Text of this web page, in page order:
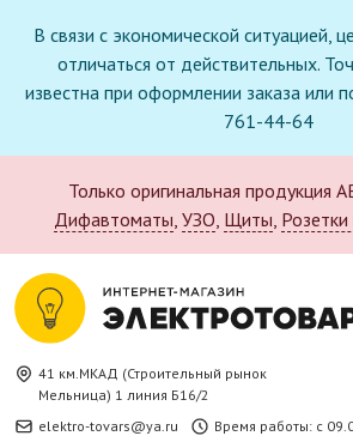
В связи с экономической ситуацией,
отличаться от действительных.
известна при оформлении заказа или
761-44-64
Только оригинальная продукция
Дифавтоматы, УЗО, Щиты,
41 км.МКАД (Строительный рынок
Мельница) 1 линия Б16/2
elektro-tovars@ya.ru
Время работы: с